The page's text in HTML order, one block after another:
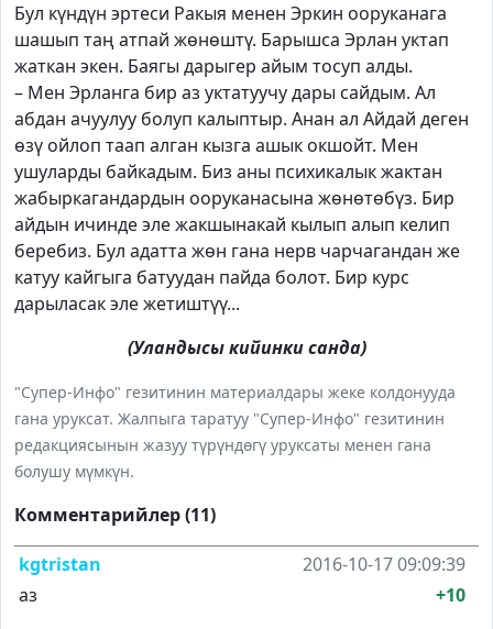
Бул күндүн эртеси Ракыя менен Эркин ооруканага
шашып таң атпай жөнөштү. Барышса Эрлан уктап
жаткан экен. Баягы дарыгер айым тосуп алды.
– Мен Эрланга бир аз уктатуучу дары сайдым. Ал
абдан ачуулуу болуп калыптыр. Анан ал Айдай деген
өзү ойлоп таап алган кызга ашык окшойт. Мен
ушуларды байкадым. Биз аны психикалык жактан
жабыркагандардын ооруканасына жөнөтөбүз. Бир
айдын ичинде эле жакшынакай кылып алып келип
беребиз. Бул адатта жөн гана нерв чарчагандан же
катуу кайгыга батуудан пайда болот. Бир курс
дарыласак эле жетиштүү...
(Уландысы кийинки санда)
"Супер-Инфо" гезитинин материалдары жеке колдонууда
гана уруксат. Жалпыга таратуу "Супер-Инфо" гезитинин
редакциясынын жазуу түрүндөгү уруксаты менен гана
болушу мүмкүн.
Комментарийлер (11)
kgtristan
2016-10-17 09:09:39
аз
+10